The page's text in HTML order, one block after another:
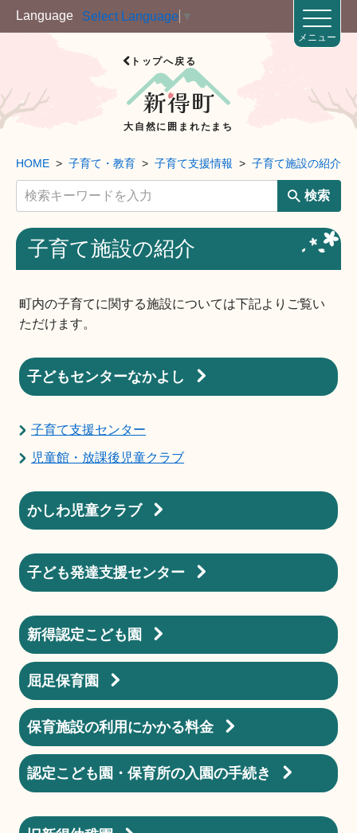
Language Select Language
トップへ戻る
大自然に囲まれたまち
メニュー
HOME 子育て・教育 子育て支援情報 子育て施設の紹介
検索
子育て施設の紹介
町内の子育てに関する施設については下記よりご覧い
ただけます。
子どもセンターなかよし
子育て支援センター
児童館・放課後児童クラブ
かしわ児童クラブ
子ども発達支援センター
新得認定こども園
屈足保育園
保育施設の利用にかかる料金
認定こども園・保育所の入園の手続き